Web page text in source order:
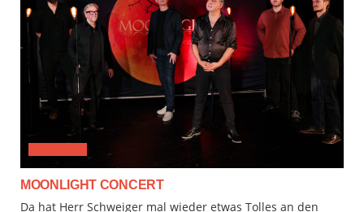
MOONLIGHT CONCERT
Da hat Herr Schweiger mal wieder etwas Tolles an den